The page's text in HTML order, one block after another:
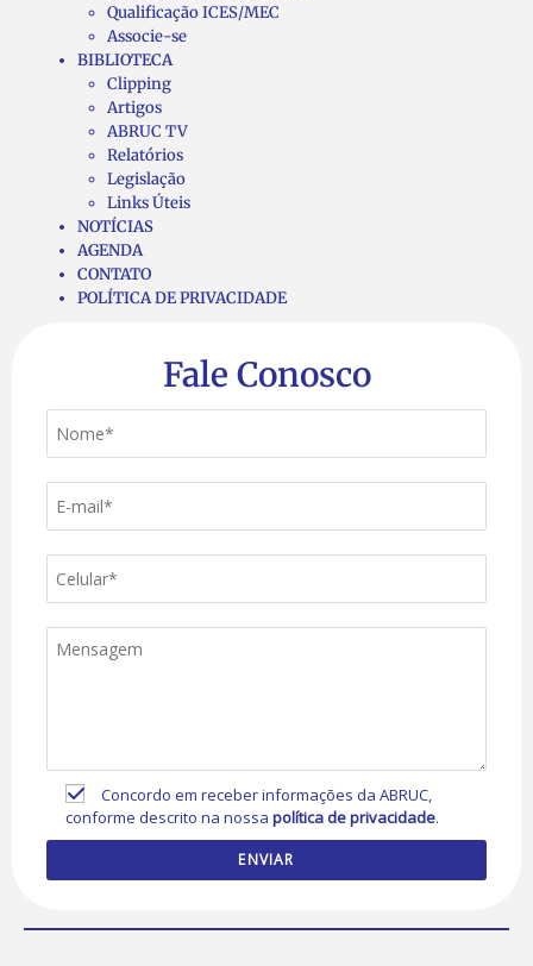
Qualificação ICES/MEC
Associe-se
BIBLIOTECA
Clipping
Artigos
ABRUC TV
Relatórios
Legislação
Links Úteis
NOTÍCIAS
AGENDA
CONTATO
POLÍTICA DE PRIVACIDADE
Fale Conosco
Concordo em receber informações da ABRUC,
conforme descrito na nossapolítica de privacidade.